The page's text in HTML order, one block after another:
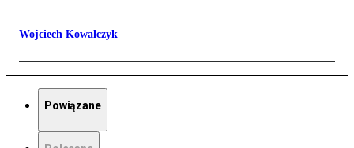
Wojciech Kowalczyk
Powiązane